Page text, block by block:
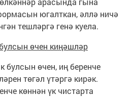
югалткан, әллә ничә
тешләргә генә куела.
өчен киңәшләр
өчен, иң беренче
төгәл үтәргә кирәк.
көннән үк чистарта